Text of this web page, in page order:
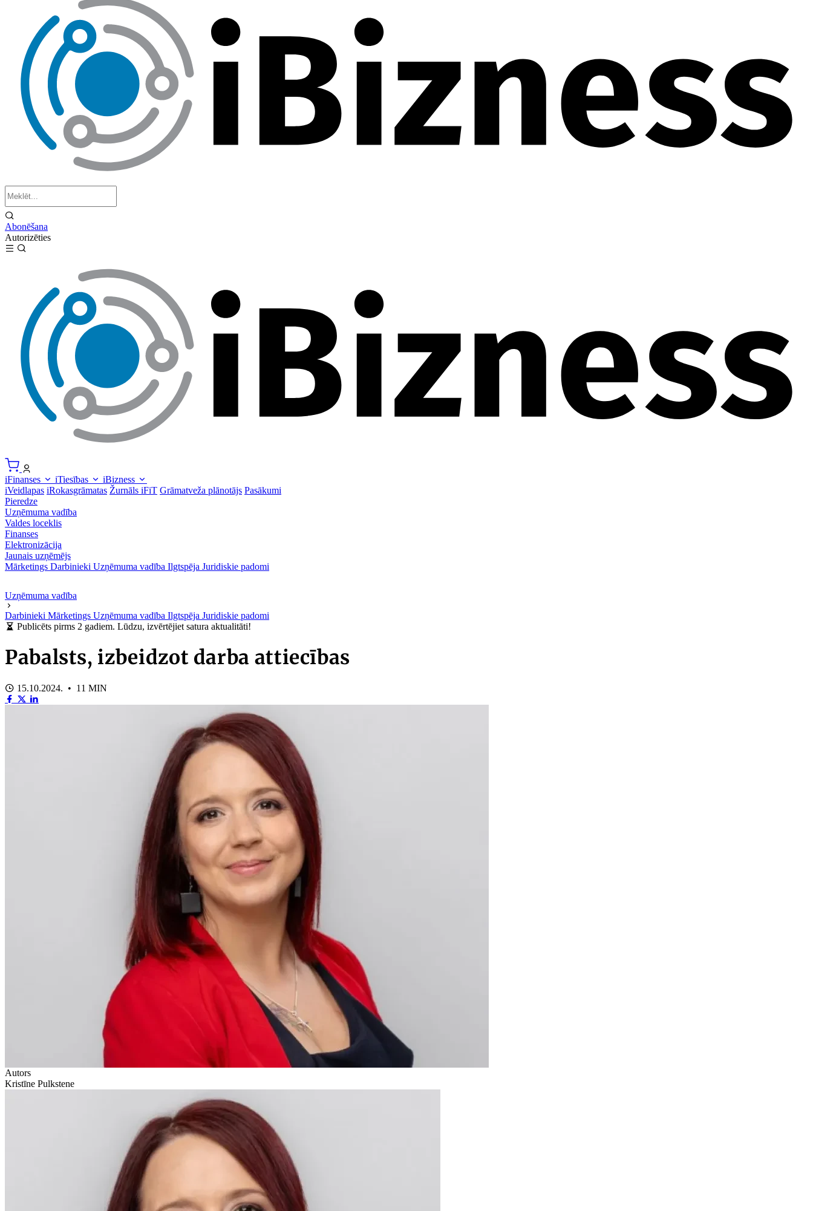
Abonēšana
Autorizēties
iFinanses iTiesības
iBizness
iVeidlapas iRokasgrāmatas Žurnāls iFiT Grāmatveža plānotājs Pasākumi
Pieredze
Uzņēmuma vadība
Valdes loceklis
Finanses
Elektronizācija
Jaunais uzņēmējs
Mārketings Darbinieki Uzņēmuma vadība Ilgtspēja Juridiskie padomi
Uzņēmuma vadība
Darbinieki Mārketings Uzņēmuma vadība Ilgtspēja Juridiskie padomi
Publicēts pirms 2 gadiem. Lūdzu, izvērtējiet satura aktualitāti!
Pabalsts, izbeidzot darba attiecības
15.10.2024. • 11 MIN
Autors
Kristīne Pulkstene